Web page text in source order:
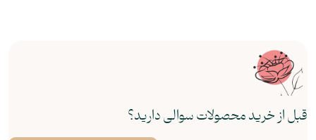
قبل از خرید محصولات سوالی دارید؟